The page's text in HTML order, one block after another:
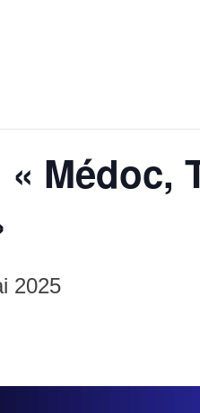
Médoc,
2025